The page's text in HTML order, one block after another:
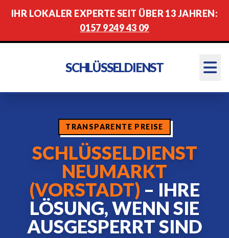
IHR LOKALER EXPERTE SEIT ÜBER 13 JAHREN:
0157 9249 43 09
SCHLÜSSELDIENST
TRANSPARENTE PREISE
SCHLÜSSELDIENST
NEUMARKT
(VORSTADT) – IHRE
LÖSUNG, WENN SIE
AUSGESPERRT SIND